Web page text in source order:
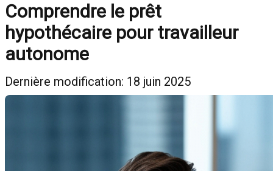
Comprendre le prêt
hypothécaire pour travailleur
autonome
Dernière modification: 18 juin 2025